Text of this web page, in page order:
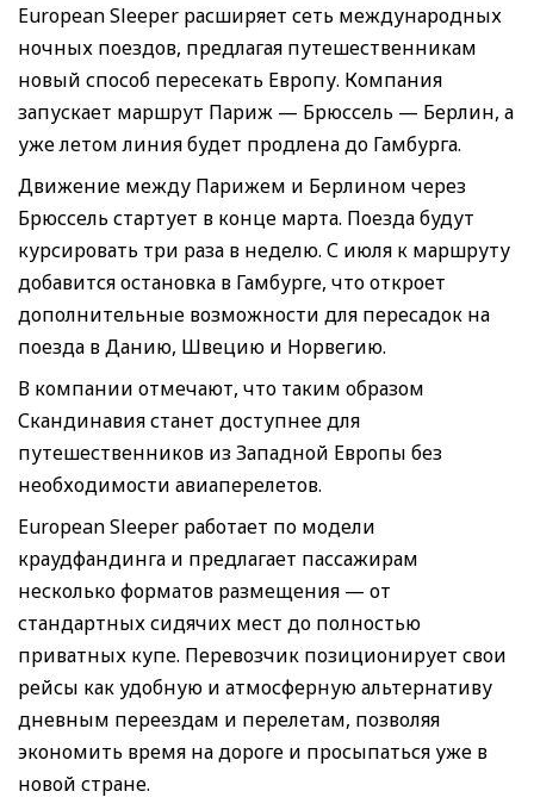
European Sleeper расширяет сеть международных
ночных поездов, предлагая путешественникам
новый способ пересекать Европу. Компания
запускает маршрут Париж — Брюссель — Берлин, а
уже летом линия будет продлена до Гамбурга.
Движение между Парижем и Берлином через
Брюссель стартует в конце марта. Поезда будут
курсировать три раза в неделю. С июля к маршруту
добавится остановка в Гамбурге, что откроет
дополнительные возможности для пересадок на
поезда в Данию, Швецию и Норвегию.
В компании отмечают, что таким образом
Скандинавия станет доступнее для
путешественников из Западной Европы без
необходимости авиаперелетов.
European Sleeper работает по модели
краудфандинга и предлагает пассажирам
несколько форматов размещения — от
стандартных сидячих мест до полностью
приватных купе. Перевозчик позиционирует свои
рейсы как удобную и атмосферную альтернативу
дневным переездам и перелетам, позволяя
экономить время на дороге и просыпаться уже в
новой стране.